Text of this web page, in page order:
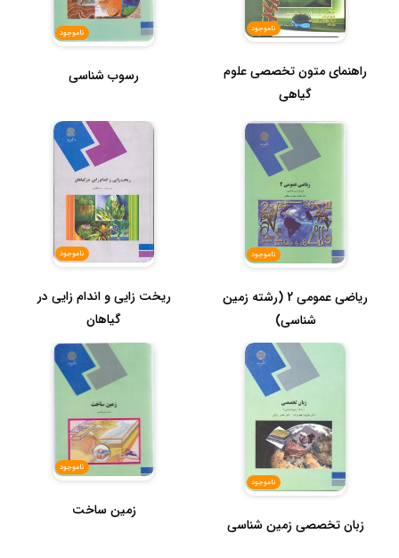
ناموجود
راهنمای متون تخصصی علوم
گیاهی
ناموجود
رسوب شناسی
ناموجود
ریاضی عمومی 2 (رشته زمین
شناسی)
ناموجود
ریخت زایی و اندام زایی در
گیاهان
ناموجود
زبان تخصصی زمین شناسی
ناموجود
زمین ساخت